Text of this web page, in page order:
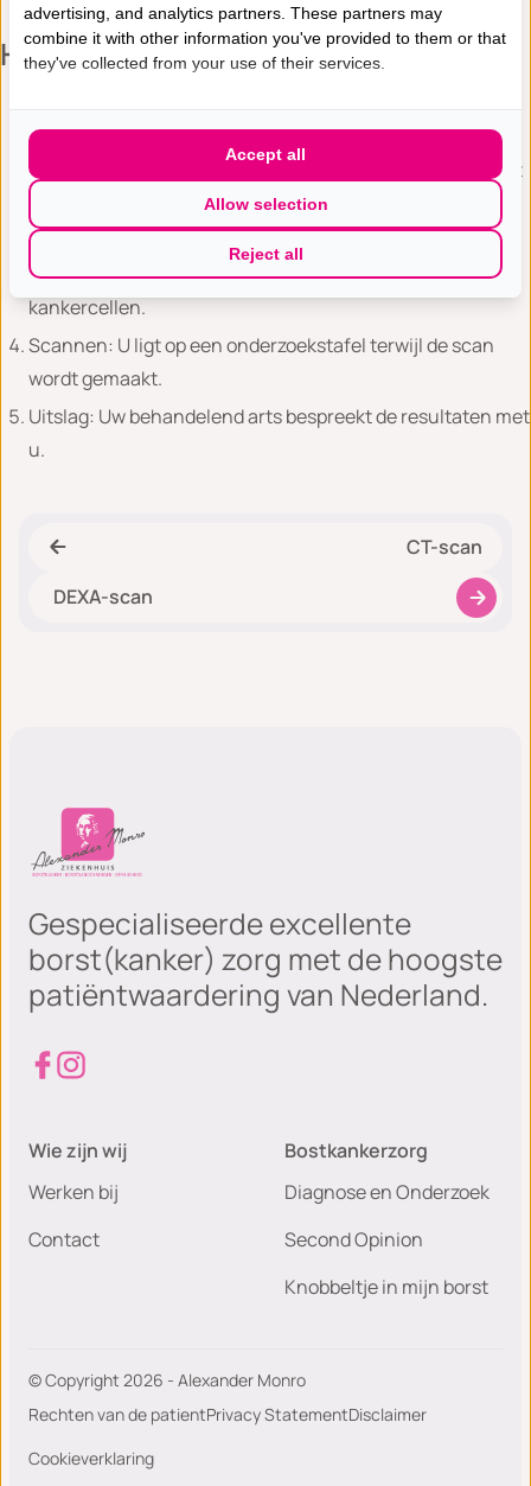
Hoe verloopt het onderzoek?
en drinken voorafgaand aan het onderzoek.
Toediening van de radioactieve stof: Via een infuus wordt
de stof in uw bloedbaan gebracht.
Wachttijd: U ligt rustig en stil, zodat de stof zich kan
verspreiden en opgenomen kan worden door eventuele
kankercellen.
Scannen: U ligt op een onderzoekstafel terwijl de scan
wordt gemaakt.
Uitslag: Uw behandelend arts bespreekt de resultaten met
u.
CT-scan
DEXA-scan
Gespecialiseerde excellente
borst(kanker) zorg met de hoogste
patiëntwaardering van Nederland.
Wie zijn wij
Werken bij
Contact
Bostkankerzorg
Diagnose en Onderzoek
Second Opinion
Knobbeltje in mijn borst
© Copyright 2026 - Alexander Monro
Rechten van de patientPrivacy StatementDisclaimer
Cookieverklaring
advertising, and analytics partners. These partners may
combine it with other information you've provided to them or that
they've collected from your use of their services.
Reject all
Allow selection
Accept all